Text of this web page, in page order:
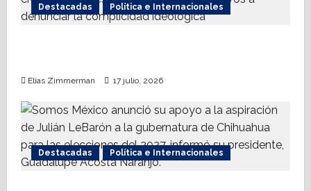
Destacadas Política e Internacionales
Elías Zimmerman 17 julio, 2026
Destacadas Política e Internacionales